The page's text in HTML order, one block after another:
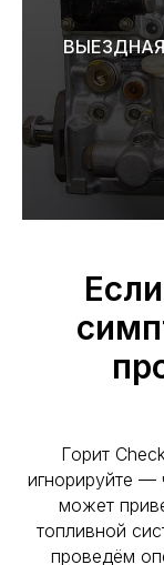
Горит
игнорируйте —
может
топливной
проведём